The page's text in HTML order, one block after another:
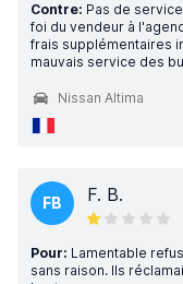
Contre: Pas de
foi du vendeur à
frais supplémentaires
mauvais service des
Nissan Altima
FB F. B.
Pour: Lamentable
sans raison. Ils